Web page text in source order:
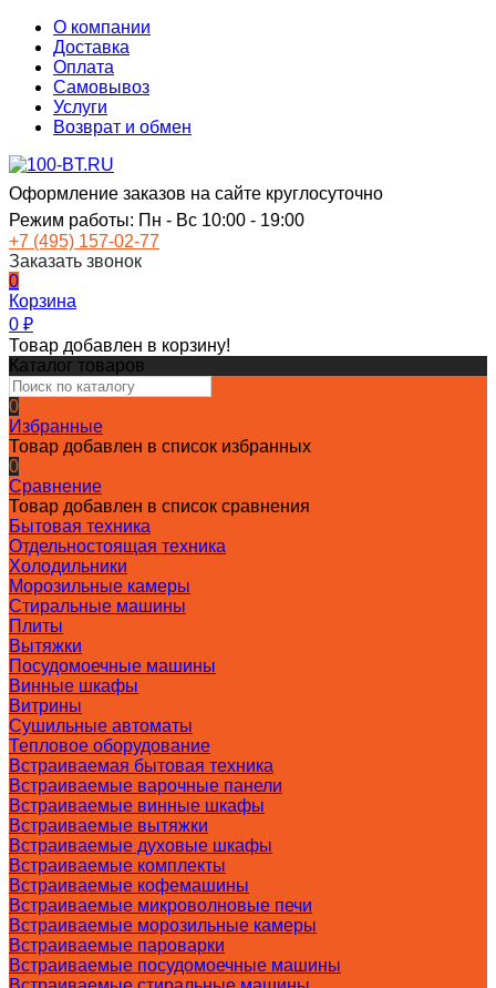
О компании
Доставка
Оплата
Самовывоз
Услуги
Возврат и обмен
Оформление заказов на сайте круглосуточно
Режим работы: Пн - Вс 10:00 - 19:00
+7 (495) 157-02-77
Заказать звонок
0
Корзина
0 ₽
Товар добавлен в корзину!
Каталог товаров
0
Избранные
Товар добавлен в список избранных
0
Сравнение
Товар добавлен в список сравнения
Бытовая техника
Отдельностоящая техника
Холодильники
Морозильные камеры
Стиральные машины
Плиты
Вытяжки
Посудомоечные машины
Винные шкафы
Витрины
Сушильные автоматы
Тепловое оборудование
Встраиваемая бытовая техника
Встраиваемые варочные панели
Встраиваемые винные шкафы
Встраиваемые вытяжки
Встраиваемые духовые шкафы
Встраиваемые комплекты
Встраиваемые кофемашины
Встраиваемые микроволновые печи
Встраиваемые морозильные камеры
Встраиваемые пароварки
Встраиваемые посудомоечные машины